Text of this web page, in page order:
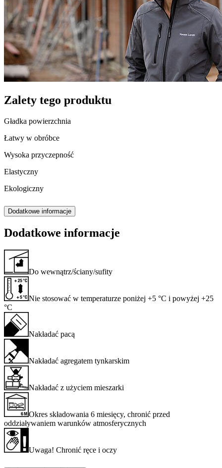
Zalety tego produktu
Gładka powierzchnia
Łatwy w obróbce
Wysoka przyczepność
Elastyczny
Ekologiczny
Dodatkowe informacje
Dodatkowe informacje
Do wewnątrz/ściany/sufity
Nie stosować w temperaturze poniżej +5 °C i powyżej +25
°C
Nakładać pacą
Nakładać agregatem tynkarskim
Nakładać z użyciem mieszarki
Okres składowania 6 miesięcy, chronić przed
oddziaływaniem warunków atmosferycznych
Uwaga! Chronić ręce i oczy